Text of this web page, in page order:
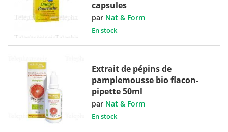
capsules
par Nat & Form
En stock
Extrait de pépins de
pamplemousse bio flacon-
pipette 50ml
par Nat & Form
En stock